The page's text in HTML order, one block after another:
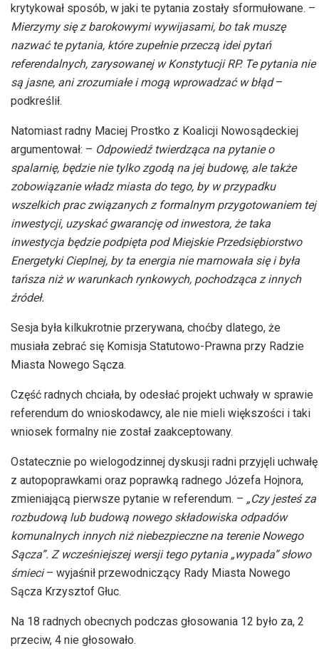
krytykował sposób, w jaki te pytania zostały sformułowane. –
Mierzymy się z barokowymi wywijasami, bo tak muszę
nazwać te pytania, które zupełnie przeczą idei pytań
referendalnych, zarysowanej w Konstytucji RP. Te pytania nie
są jasne, ani zrozumiałe i mogą wprowadzać w błąd–
podkreślił.
Natomiast radny Maciej Prostko z Koalicji Nowosądeckiej
argumentował: – Odpowiedź twierdząca na pytanie o
spalarnię, będzie nie tylko zgodą na jej budowę, ale także
zobowiązanie władz miasta do tego, by w przypadku
wszelkich prac związanych z formalnym przygotowaniem tej
inwestycji, uzyskać gwarancję od inwestora, że taka
inwestycja będzie podpięta pod Miejskie Przedsiębiorstwo
Energetyki Cieplnej, by ta energia nie marnowała się i była
tańsza niż w warunkach rynkowych, pochodząca z innych
źródeł.
Sesja była kilkukrotnie przerywana, choćby dlatego, że
musiała zebrać się Komisja Statutowo-Prawna przy Radzie
Miasta Nowego Sącza.
Część radnych chciała, by odesłać projekt uchwały w sprawie
referendum do wnioskodawcy, ale nie mieli większości i taki
wniosek formalny nie został zaakceptowany.
Ostatecznie po wielogodzinnej dyskusji radni przyjęli uchwałę
z autopoprawkami oraz poprawką radnego Józefa Hojnora,
zmieniającą pierwsze pytanie w referendum. – „Czy jesteś za
rozbudową lub budową nowego składowiska odpadów
komunalnych innych niż niebezpieczne na terenie Nowego
Sącza”. Z wcześniejszej wersji tego pytania „wypada” słowo
śmieci– wyjaśnił przewodniczący Rady Miasta Nowego
Sącza Krzysztof Głuc.
Na 18 radnych obecnych podczas głosowania 12 było za, 2
przeciw, 4 nie głosowało.